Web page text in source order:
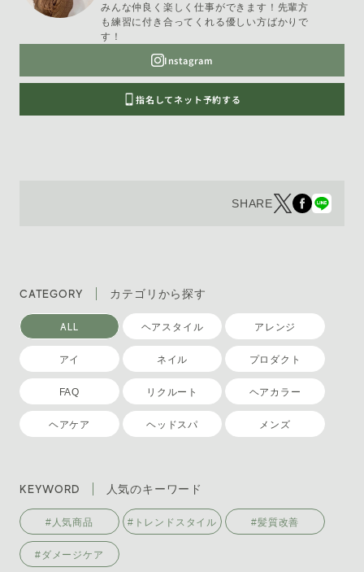
CATEGORY カテゴリから探す
ALL ヘアスタイル アレンジ
アイ ネイル プロダクト
FAQ リクルート ヘアカラー
ヘアケア ヘッドスパ メンズ
KEYWORD 人気のキーワード
#人気商品 #トレンドスタイル #髪質改善
#ダメージケア
みんな仲良く楽しく仕事ができます！先輩方
も練習に付き合ってくれる優しい方ばかりで
す！
Instagram
指名してネット予約する
SHARE